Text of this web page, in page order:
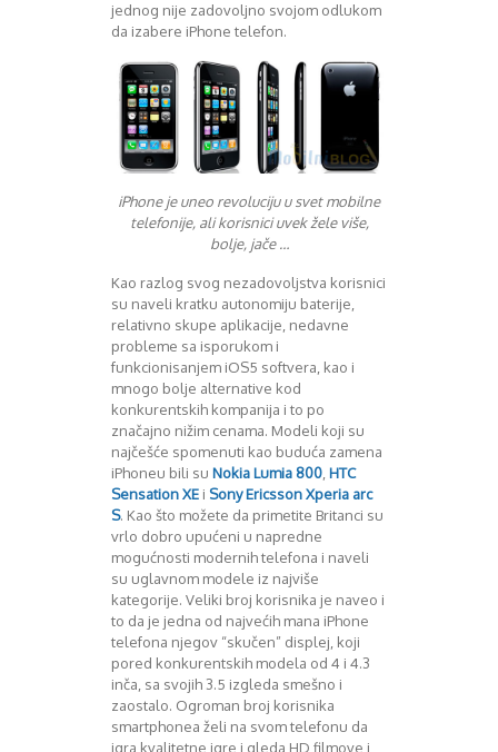
Novembar 2013
Januar 2014
Februar 2014
April 2014
Maj 2014
Juli 2014
August 2014
Oktobar 2014
Novembar 2014
Decembar 2014
April 2015
Maj 2015
Juni 2015
Juli 2015
Septembar 2015
Novembar 2015
Decembar 2015
Januar 2016
April 2016
Maj 2016
jednog nije zadovoljno svojom odlukom
da izabere iPhone telefon.
iPhone je uneo revoluciju u svet mobilne
telefonije, ali korisnici uvek žele više,
bolje, jače …
Kao razlog svog nezadovoljstva korisnici
su naveli kratku autonomiju baterije,
relativno skupe aplikacije, nedavne
probleme sa isporukom i
funkcionisanjem iOS5 softvera, kao i
mnogo bolje alternative kod
konkurentskih kompanija i to po
značajno nižim cenama. Modeli koji su
najčešće spomenuti kao buduća zamena
iPhoneu bili su Nokia Lumia 800 HTC
Sensation XE i Sony Ericsson Xperia arc
S. Kao što možete da primetite Britanci su
vrlo dobro upućeni u napredne
mogućnosti modernih telefona i naveli
su uglavnom modele iz najviše
kategorije. Veliki broj korisnika je naveo i
to da je jedna od najvećih mana iPhone
telefona njegov “skučen” displej, koji
pored konkurentskih modela od 4 i 4.3
inča, sa svojih 3.5 izgleda smešno i
zaostalo. Ogroman broj korisnika
smartphonea želi na svom telefonu da
igra kvalitetne igre i gleda HD filmove i